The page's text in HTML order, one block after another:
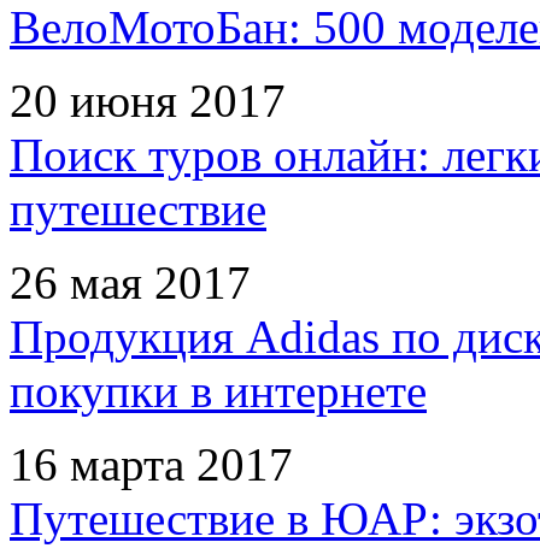
ВелоМотоБан: 500
20 июня 2017
Поиск туров онлайн:
путешествие
26 мая 2017
Продукция Adidas по
покупки в интернете
16 марта 2017
Путешествие в ЮАР: